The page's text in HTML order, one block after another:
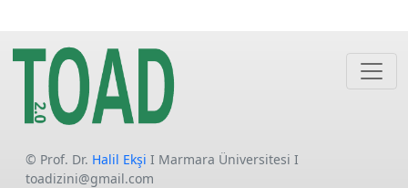
© Prof. Dr. Halil Ekşi I Marmara Üniversitesi I
toadizini@gmail.com